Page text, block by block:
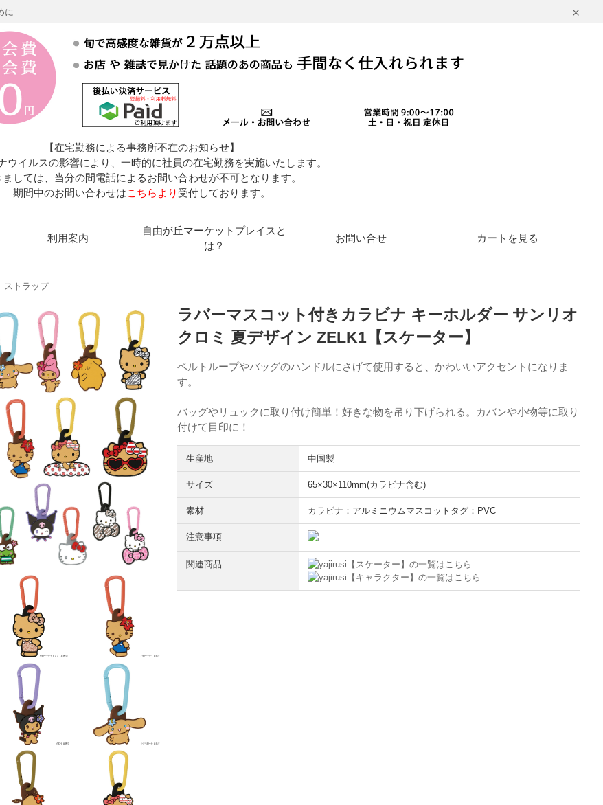
に
【在宅勤務による事務所不在のお知らせ】
ウイルスの影響により、一時的に社員の在宅勤務を実施いたします。
ましては、当分の間電話によるお問い合わせが不可となります。
期間中のお問い合わせはこちらより 受付しております。
利用案内
自由が丘マーケットプレイスと
は？
お問い合せ カートを見る
ストラップ
ラバーマスコット付きカラビナ キーホルダー サンリオ
クロミ 夏デザイン ZELK1【スケーター】
ベルトループやバッグのハンドルにさげて使用すると、かわいいアクセントになりま
す。
バッグやリュックに取り付け簡単！好きな物を吊り下げられる。カバンや小物等に取り
付けて目印に！
生産地 中国製
サイズ 65×30×110mm(カラビナ含む)
素材 カラビナ：アルミニウムマスコットタグ：PVC
注意事項
関連商品
【スケーター】の一覧はこちら
【キャラクター】の一覧はこちら